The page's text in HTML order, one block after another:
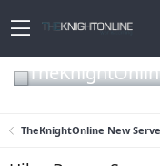
TheKnightOnline New